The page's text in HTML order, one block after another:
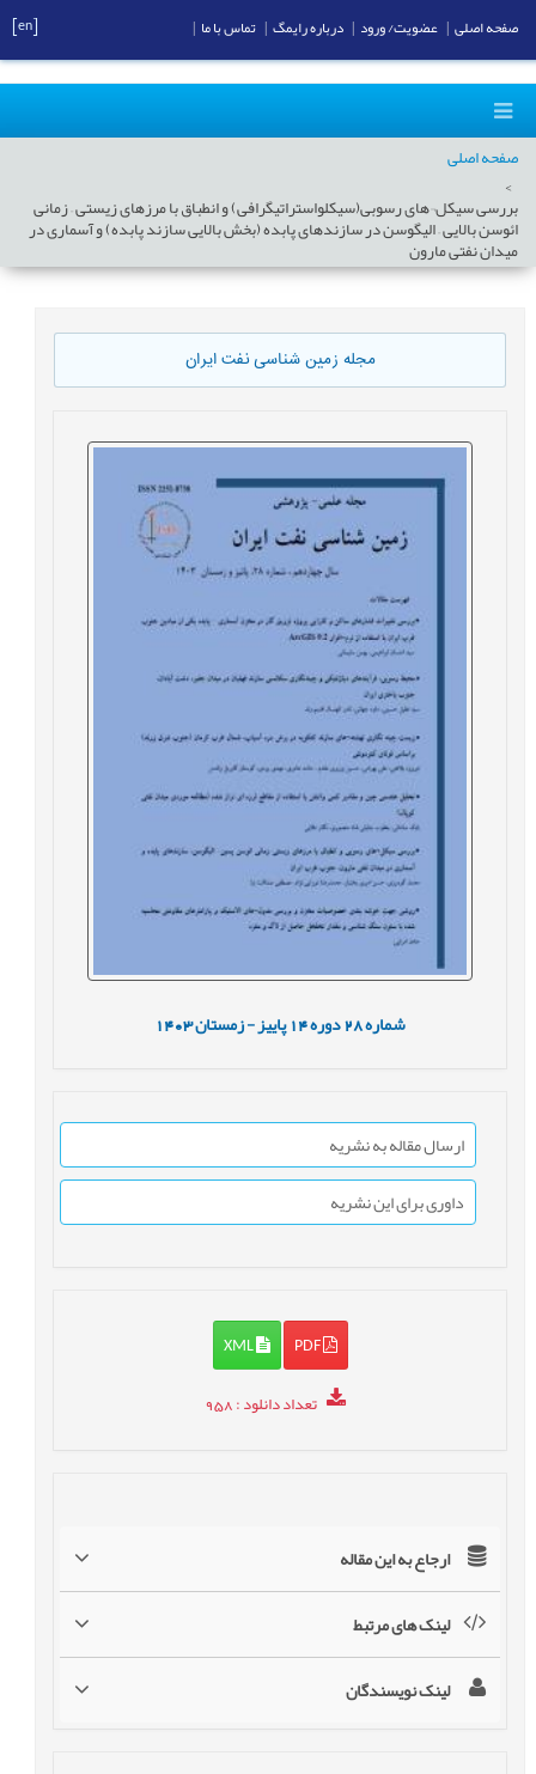
صفحه اصلی
بررسی سیکل¬های رسوبی(سیکلواستراتیگرافی) و انطباق با مرزهای زیستی – زمانی
ائوسن بالایی – الیگوسن در سازندهای پابده (بخش بالایی سازند پابده) و آسماری در
میدان نفتی مارون
مجله زمین شناسی نفت ایران
شماره28 دوره14 پاییز - زمستان1403
ارسال مقاله به نشریه
داوری برای این نشریه
PDF
XML
تعداد دانلود: 958
ارجاع به این مقاله
لینک های مرتبط
لینک نویسندگان
صفحه اصلی عضویت/ ورود درباره رایمگ تماس با ما